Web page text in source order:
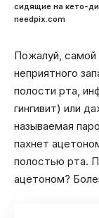
сидящие на кето-
needpix.com
Пожалуй, самой
неприятного
полости рта,
гингивит) или
называемая
пахнет
полостью рта.
ацетоном?